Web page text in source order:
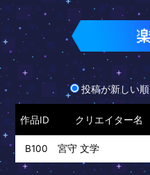
投稿が新しい順
作品ID クリエイター名
B100 宮守 文学